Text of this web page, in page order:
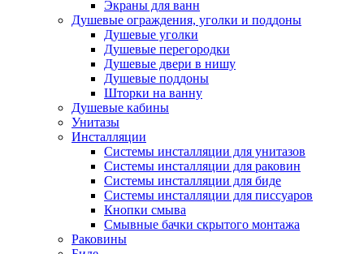
Экраны для ванн
Душевые ограждения, уголки и поддоны
Душевые уголки
Душевые перегородки
Душевые двери в нишу
Душевые поддоны
Шторки на ванну
Душевые кабины
Унитазы
Инсталляции
Системы инсталляции для унитазов
Системы инсталляции для раковин
Системы инсталляции для биде
Системы инсталляции для писсуаров
Кнопки смыва
Смывные бачки скрытого монтажа
Раковины